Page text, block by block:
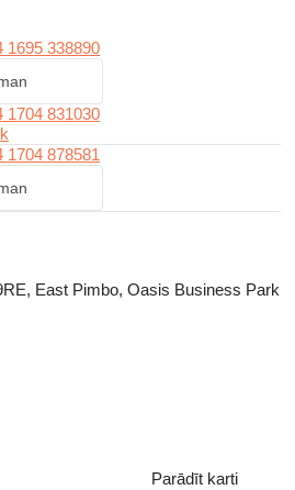
who have represented the
it was first established.
1695 338890
1704 831030
1704 878581
East Pimbo, Oasis Business Park
Parādīt karti